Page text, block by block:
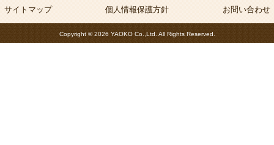
サイトマップ 個人情報保護方針 お問い合わせ
Copyright © 2026 YAOKO Co.,Ltd. All Rights Reserved.